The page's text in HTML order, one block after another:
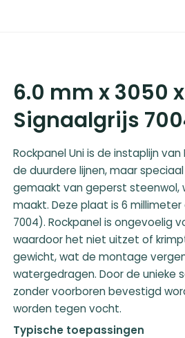
6.0 mm x 3050
Signaalgrijs
Rockpanel Uni is de instaplijn
de duurdere lijnen, maar
gemaakt van geperst steenwol,
maakt. Deze plaat is 6 millimeter
7004). Rockpanel is ongevoelig
waardoor het niet uitzet of
gewicht, wat de montage
watergedragen. Door de unieke
zonder voorboren bevestigd
worden tegen vocht.
Typische toepassingen